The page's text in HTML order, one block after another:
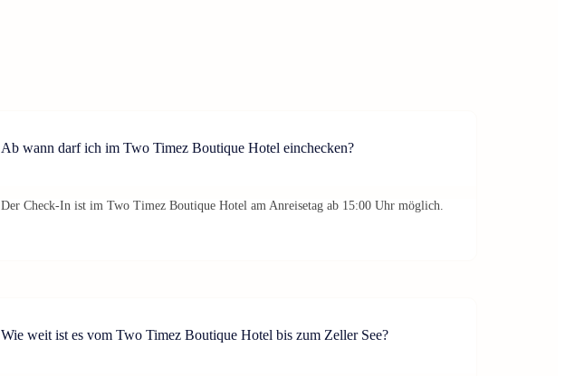
Ab wann darf ich im Two Timez Boutique Hotel einchecken?
Der Check-In ist im Two Timez Boutique Hotel am Anreisetag ab 15:00 Uhr möglich.
Wie weit ist es vom Two Timez Boutique Hotel bis zum Zeller See?